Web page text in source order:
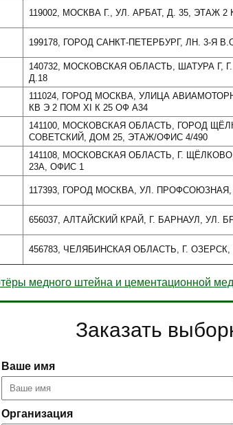
119002, МОСКВА Г., УЛ. АРБАТ, Д. 35, ЭТАЖ 2
199178, ГОРОД САНКТ-ПЕТЕРБУРГ, ЛН. 3-Я
140732, МОСКОВСКАЯ ОБЛАСТЬ, ШАТУРА Г,
Д.18
111024, ГОРОД МОСКВА, УЛИЦА
КВ Э 2 ПОМ XI К 25 ОФ А34
141100, МОСКОВСКАЯ ОБЛАСТЬ, ГОРОД
СОВЕТСКИЙ, ДОМ 25, ЭТАЖ/ОФИС 4/490
141108, МОСКОВСКАЯ ОБЛАСТЬ, Г.
23А, ОФИС 1
117393, ГОРОД МОСКВА, УЛ. ПРОФСОЮЗНАЯ,
656037, АЛТАЙСКИЙ КРАЙ, Г. БАРНАУЛ, УЛ.
456783, ЧЕЛЯБИНСКАЯ ОБЛАСТЬ, Г.
медного штейна и цементационной
Заказать
Ваше имя
Организация